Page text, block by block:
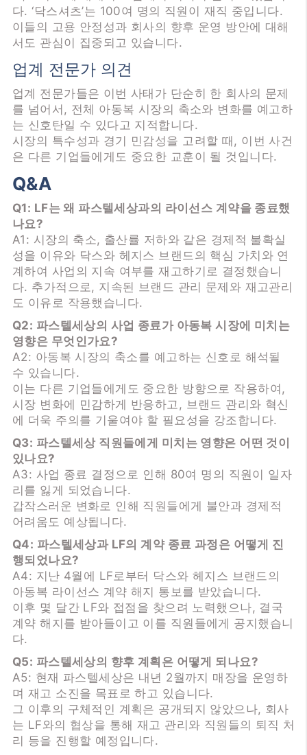
다. ‘닥스셔츠’는 100여 명의 직원이 재직 중입니다.
이들의 고용 안정성과 회사의 향후 운영 방안에 대해
서도 관심이 집중되고 있습니다.
업계 전문가 의견
업계 전문가들은 이번 사태가 단순히 한 회사의 문제
를 넘어서, 전체 아동복 시장의 축소와 변화를 예고하
는 신호탄일 수 있다고 지적합니다.
시장의 특수성과 경기 민감성을 고려할 때, 이번 사건
은 다른 기업들에게도 중요한 교훈이 될 것입니다.
Q&A
Q1: LF는 왜 파스텔세상과의 라이선스 계약을 종료했
나요?
A1: 시장의 축소, 출산률 저하와 같은 경제적 불확실
성을 이유와 닥스와 헤지스 브랜드의 핵심 가치와 연
계하여 사업의 지속 여부를 재고하기로 결정했습니
다. 추가적으로, 지속된 브랜드 관리 문제와 재고관리
도 이유로 작용했습니다.
Q2: 파스텔세상의 사업 종료가 아동복 시장에 미치는
영향은 무엇인가요?
A2: 아동복 시장의 축소를 예고하는 신호로 해석될
수 있습니다.
이는 다른 기업들에게도 중요한 방향으로 작용하여,
시장 변화에 민감하게 반응하고, 브랜드 관리와 혁신
에 더욱 주의를 기울여야 할 필요성을 강조합니다.
Q3: 파스텔세상 직원들에게 미치는 영향은 어떤 것이
있나요?
A3: 사업 종료 결정으로 인해 80여 명의 직원이 일자
리를 잃게 되었습니다.
갑작스러운 변화로 인해 직원들에게 불안과 경제적
어려움도 예상됩니다.
Q4: 파스텔세상과 LF의 계약 종료 과정은 어떻게 진
행되었나요?
A4: 지난 4월에 LF로부터 닥스와 헤지스 브랜드의
아동복 라이선스 계약 해지 통보를 받았습니다.
이후 몇 달간 LF와 접점을 찾으려 노력했으나, 결국
계약 해지를 받아들이고 이를 직원들에게 공지했습니
다.
Q5: 파스텔세상의 향후 계획은 어떻게 되나요?
A5: 현재 파스텔세상은 내년 2월까지 매장을 운영하
며 재고 소진을 목표로 하고 있습니다.
그 이후의 구체적인 계획은 공개되지 않았으나, 회사
는 LF와의 협상을 통해 재고 관리와 직원들의 퇴직 처
리 등을 진행할 예정입니다.